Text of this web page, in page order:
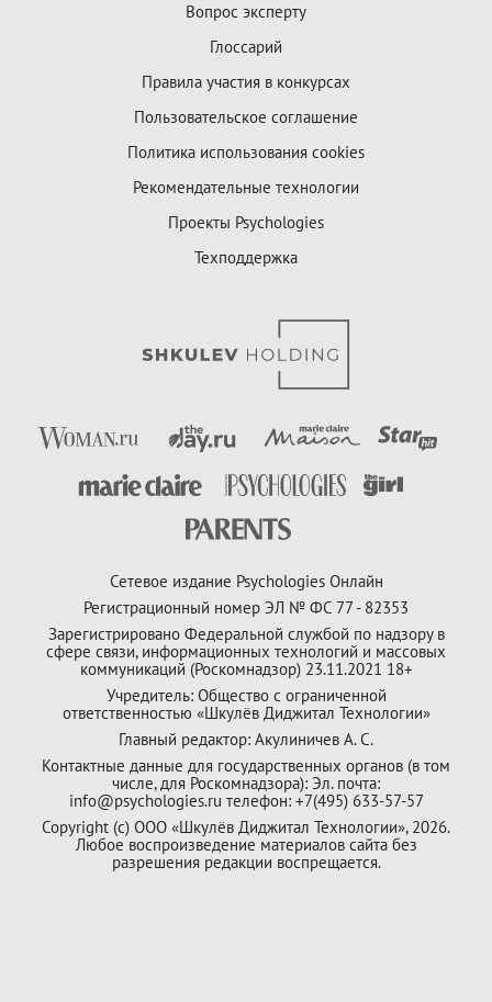
Вопрос эксперту
Глоссарий
Правила участия в конкурсах
Пользовательское соглашение
Политика использования cookies
Рекомендательные технологии
Проекты Psychologies
Техподдержка
Сетевое издание Psychologies Онлайн
Регистрационный номер ЭЛ № ФС 77 - 82353
Зарегистрировано Федеральной службой по надзору в
сфере связи, информационных технологий и массовых
коммуникаций (Роскомнадзор) 23.11.2021 18+
Учредитель: Общество с ограниченной
ответственностью «Шкулёв Диджитал Технологии»
Главный редактор: Акулиничев А. С.
Контактные данные для государственных органов (в том
числе, для Роскомнадзора): Эл. почта:
info@psychologies.ru телефон: +7(495) 633-57-57
Copyright (с) ООО «Шкулёв Диджитал Технологии», 2026.
Любое воспроизведение материалов сайта без
разрешения редакции воспрещается.